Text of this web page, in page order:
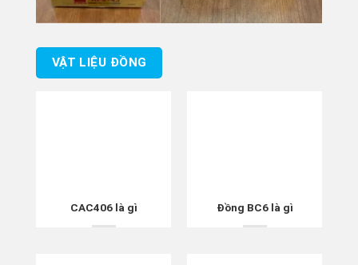
VẬT LIỆU ĐỒNG
CAC406 là gì Đồng BC6 là gì